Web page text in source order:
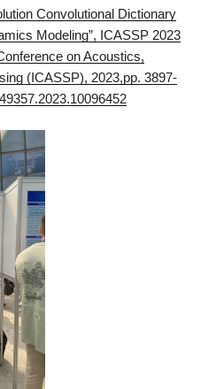
Convolutional Dictionary
Modeling”, ICASSP 2023
on Acoustics,
(ICASSP), 2023,pp. 3897-